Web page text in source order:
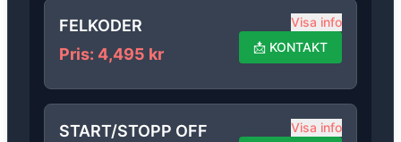
FELKODER
Pris: 4,495 kr
Visa info
📩 KONTAKT
START/STOPP OFF
Visa info